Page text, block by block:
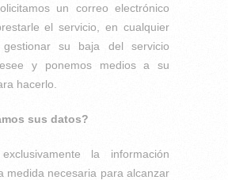
un correo electrónico
el servicio, en cualquier
su baja del servicio
y ponemos medios a su
hacerlo.
sus datos?
la información
medida necesaria para alcanzar